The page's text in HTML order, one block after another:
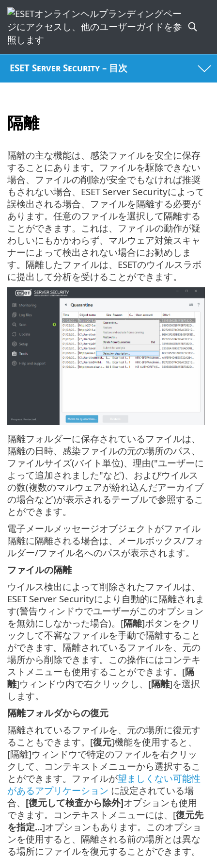
ESET Server Security – 目次
隔離
隔離の主な機能は、感染ファイルを安全に保存
することにあります。ファイルを駆除できない
場合、ファイルの削除が安全でもなければ推奨
もされない場合、ESET Server Securityによって
誤検出される場合、ファイルを隔離する必要が
あります。任意のファイルを選択して隔離する
ことができます。これは、ファイルの動作が疑
わしいにもかかわらず、マルウェア対策スキャ
ナーによって検出されない場合にお勧めしま
す。隔離したファイルは、ESETのウイルスラボ
に提出して分析を受けることができます。
隔離フォルダーに保存されているファイルは、
隔離の日時、感染ファイルの元の場所のパス、
ファイルサイズ(バイト単位)、理由("ユーザーに
よって追加されました"など)、およびウイルス
の数(複数のマルウェアが紛れ込んだアーカイブ
の場合など)が表示されるテーブルで参照するこ
とができます。
電子メールメッセージオブジェクトがファイル
隔離に隔離される場合は、メールボックス/フォ
ルダー/ファイル名へのパスが表示されます。
ファイルの隔離
ウイルス検出によって削除されたファイルは、
ESET Server Securityにより自動的に隔離されま
す(警告ウィンドウでユーザーがこのオプション
を無効にしなかった場合)。[隔離]ボタンをクリ
ックして不審なファイルを手動で隔離すること
ができます。隔離されているファイルを、元の
場所から削除できます。この操作にはコンテキ
ストメニューも使用することができます。[隔
離]ウィンドウ内で右クリックし、[隔離]を選択
します。
隔離フォルダからの復元
隔離されているファイルを、元の場所に復元す
ることもできます。[復元]機能を使用すると、
[隔離]ウィンドウで特定のファイルを右クリッ
クして、コンテキストメニューから選択するこ
とができます。ファイルが望ましくない可能性
があるアプリケーション に設定されている場
合、 [復元して検査から除外]オプションも使用
できます。コンテキストメニューには、[復元先
を指定...]オプションもあります。このオプショ
ンを使用すると、隔離される前の場所とは異な
る場所にファイルを復元することができます。